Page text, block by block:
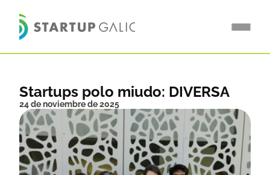
Startups polo miudo: DIVERSA
24 de noviembre de 2025